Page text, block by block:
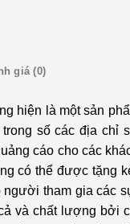
giá (0)
hiện là một sản
số các địa chỉ
cáo cho các
có thể được tặng
tham gia các
và chất lượng bởi